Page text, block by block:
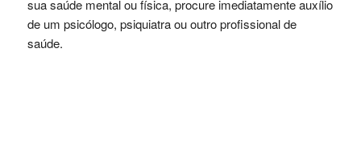
sua saúde mental ou física, procure imediatamente auxílio
de um psicólogo, psiquiatra ou outro profissional de
saúde.